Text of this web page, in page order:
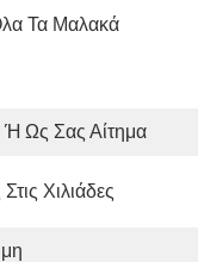
Τα Μαλακά
Ως Σας Αίτημα
Χιλιάδες